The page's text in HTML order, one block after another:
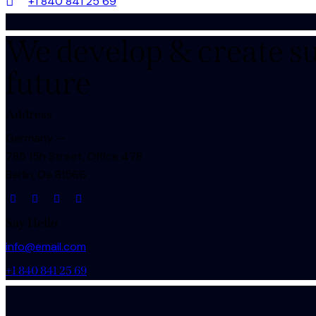
We develop & create
future
Address
Germany —
785 15h Street, Office 478
Berlin, De 81566
Say Hello
info@email.com
+1 840 841 25 69